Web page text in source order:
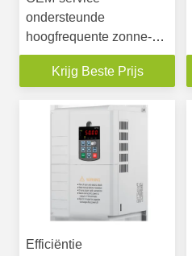
ondersteunde
hoogfrequente zonne-
inverter met LED/LCD
toetsenbord
Krijg Beste Prijs
Efficiëntie